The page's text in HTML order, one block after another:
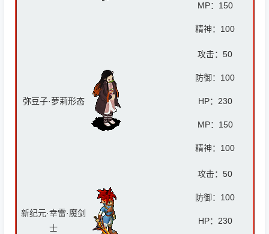
MP： 150
精神： 100
弥豆子·萝莉形态
攻击： 50
防御： 100
HP： 230
MP： 150
精神： 100
新纪元·幸雷·魔剑
士
攻击： 50
防御： 100
HP： 230